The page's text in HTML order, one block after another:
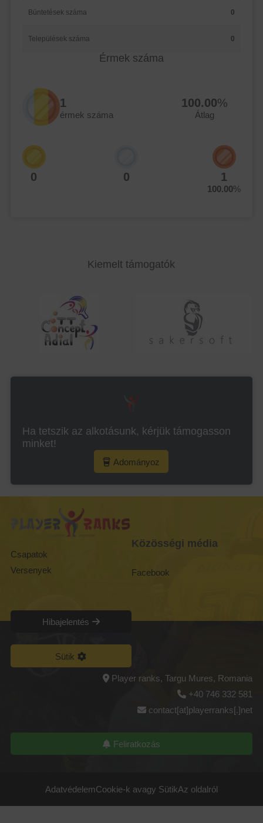
Büntetések száma 0
Települések száma 0
Érmek száma
1
érmek száma
100.00%
Átlag
0 0 1
100.00%
Kiemelt támogatók
Ha tetszik az alkotásunk, kérjük támogasson
minket!
Adományoz
Csapatok
Versenyek
Hibajelentés
Sütik
Közösségi média
Facebook
Player ranks, Targu Mures, Romania
+40 746 332 581
contact[at]playerranks[.]net
Feliratkozás
AdatvédelemCookie-k avagy SütikAz oldalról